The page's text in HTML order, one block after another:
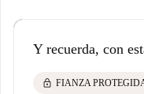
Y recuerda, con
lock FIANZA